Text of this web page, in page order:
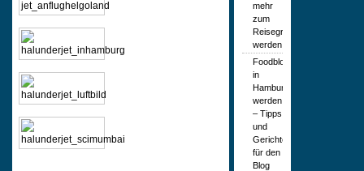
mehr
zum
Reisegrund
werden
Foodblogger
in
Hamburg
werden
– Tipps
und
Gerichte
für den
Blog